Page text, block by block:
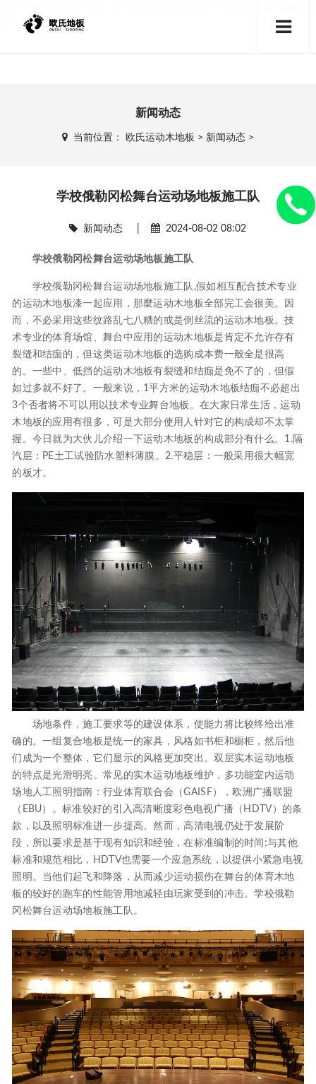
dy-wrap">
新闻动态
当前位置： 欧氏运动木地板 > 新闻动态 >
学校俄勒冈松舞台运动场地板施工队
新闻动态 2024-08-02 08:02
学校俄勒冈松舞台运动场地板施工队
学校俄勒冈松舞台运动场地板施工队,假如相互配合技术专业
的运动木地板漆一起应用，那麼运动木地板全部完工会很美。因
而，不必采用这些纹路乱七八糟的或是倒丝流的运动木地板。技
术专业的体育场馆、舞台中应用的运动木地板是肯定不允许存有
裂缝和结痂的，但这类运动木地板的选购成本费一般全是很高
的。一些中、低挡的运动木地板有裂缝和结痂是免不了的，但假
如过多就不好了。一般来说，1平方米的运动木地板结痂不必超出
3个否者将不可以用以技术专业舞台地板。在大家日常生活，运动
木地板的应用有很多，可是大部分使用人针对它的构成却不太掌
握。今日就为大伙儿介绍一下运动木地板的构成部分有什么。1.隔
汽层：PE土工试验防水塑料薄膜。2.平稳层：一般采用很大幅宽
的板才。
场地条件，施工要求等的建设体系，使能力将比较终给出准
确的。一组复合地板是统一的家具，风格如书柜和橱柜，然后他
们成为一个整体，它们显示的风格更加突出。双层实木运动地板
的特点是光滑明亮。常见的实木运动地板维护，多功能室内运动
场地人工照明指南：行业体育联合会（GAISF），欧洲广播联盟
（EBU）。标准较好的引入高清晰度彩色电视广播（HDTV）的条
款，以及照明标准进一步提高。然而，高清电视仍处于发展阶
段，所以要求是基于现有知识和经验，在标准编制的时间;与其他
标准和规范相比，HDTV也需要一个应急系统，以提供小紧急电视
照明。当他们起飞和降落，从而减少运动损伤在舞台的体育木地
板的较好的跑车的性能管用地减轻由玩家受到的冲击。学校俄勒
冈松舞台运动场地板施工队。